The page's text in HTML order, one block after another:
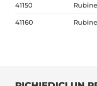
41150
41160